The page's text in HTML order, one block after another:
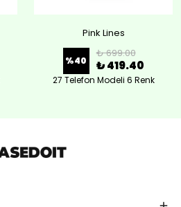
Pink Lines
%40
₺ 699.00
₺ 419.40
27 Telefon Modeli 6 Renk